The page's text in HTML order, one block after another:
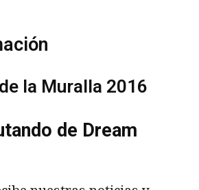
la Muralla 2016
de Dream